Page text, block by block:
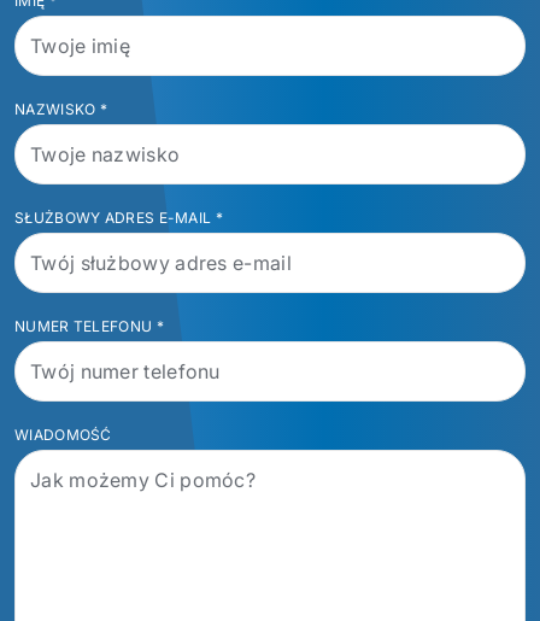
NAZWISKO *
SŁUŻBOWY ADRES E-MAIL *
NUMER TELEFONU *
WIADOMOŚĆ